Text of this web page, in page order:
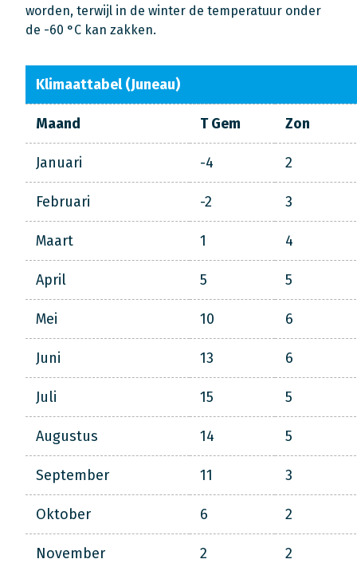
worden, terwijl in de winter de temperatuur onder
de -60 °C kan zakken.
Klimaattabel (Juneau)
Maand T Gem Zon
Januari -4 2
Februari -2 3
Maart 1 4
April 5 5
Mei 10 6
Juni 13 6
Juli 15 5
Augustus 14 5
September 11 3
Oktober 6 2
November 2 2